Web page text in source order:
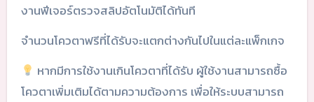
งานฟีเจอร์ตรวจสลิปอัตโนมัติได้ทันที
จำนวนโควตาฟรีที่ได้รับจะแตกต่างกันไปในแต่ละแพ็กเกจ
หากมีการใช้งานเกินโควตาที่ได้รับ ผู้ใช้งานสามารถซื้อ
โควตาเพิ่มเติมได้ตามความต้องการ เพื่อให้ระบบสามารถ